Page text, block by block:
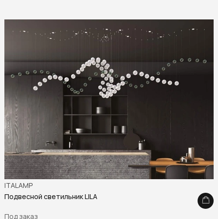
ITALAMP
Подвесной светильник LILA
Под заказ